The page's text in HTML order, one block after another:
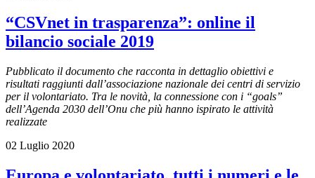
“CSVnet in trasparenza”: online il
bilancio sociale 2019
Pubblicato il documento che racconta in dettaglio obiettivi e
risultati raggiunti dall’associazione nazionale dei centri di servizio
per il volontariato. Tra le novità, la connessione con i “goals”
dell’Agenda 2030 dell’Onu che più hanno ispirato le attività
realizzate
02 Luglio 2020